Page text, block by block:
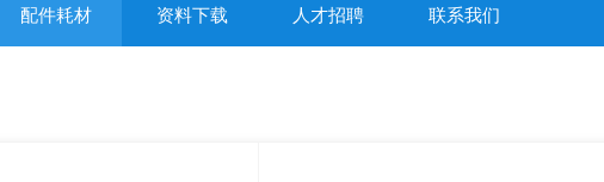
配件耗材 资料下载 人才招聘 联系我们